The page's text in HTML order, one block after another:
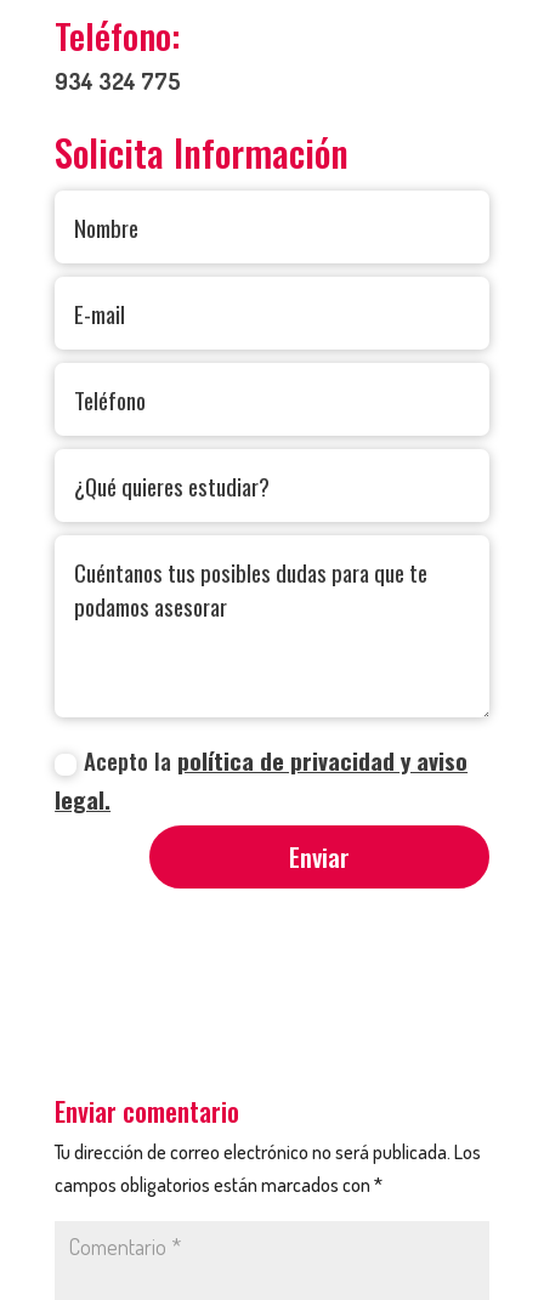
Teléfono:
934 324 775
Solicita Información
Acepto la política de privacidad y aviso
legal.
Enviar
Enviar comentario
Tu dirección de correo electrónico no será publicada. Los
campos obligatorios están marcados con *